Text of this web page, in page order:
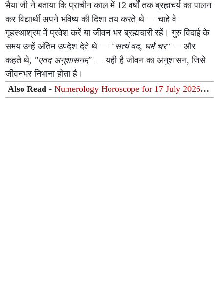
भैया जी ने बताया कि प्राचीन काल में 12 वर्षों तक ब्रह्मचर्य का पालन
कर विद्यार्थी अपने भविष्य की दिशा तय करते थे — चाहे वे
गृहस्थाश्रम में प्रवेश करें या जीवन भर ब्रह्मचारी रहें। गुरु विदाई के
समय उन्हें अंतिम उपदेश देते थे — "सत्यं वद, धर्मं चर" — और
कहते थे, "एतद अनुशासनम्" — यही है जीवन का अनुशासन, जिसे
जीवनभर निभाना होता है।
Also Read -Numerology Horoscope for 17 July 2026:
आज इन मूलांक वालों की चमकेगी किस्मत, जानें अपनी जन्मतिथि से